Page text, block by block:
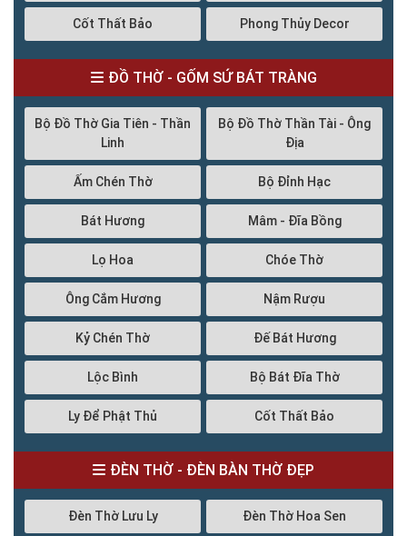
Cốt Thất Bảo Phong Thủy Decor
ĐỒ THỜ - GỐM SỨ BÁT TRÀNG
Bộ Đồ Thờ Gia Tiên - Thần
Linh
Bộ Đồ Thờ Thần Tài - Ông
Địa
Ấm Chén Thờ Bộ Đỉnh Hạc
Bát Hương Mâm - Đĩa Bồng
Lọ Hoa Chóe Thờ
Ông Cắm Hương Nậm Rượu
Kỷ Chén Thờ Đế Bát Hương
Lộc Bình Bộ Bát Đĩa Thờ
Ly Để Phật Thủ Cốt Thất Bảo
ĐÈN THỜ - ĐÈN BÀN THỜ ĐẸP
Đèn Thờ Lưu Ly Đèn Thờ Hoa Sen